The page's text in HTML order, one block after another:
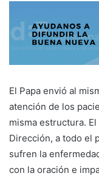
El Papa envió al
atención de los
misma estructura.
Dirección, a todo el
sufren la
con la oración e